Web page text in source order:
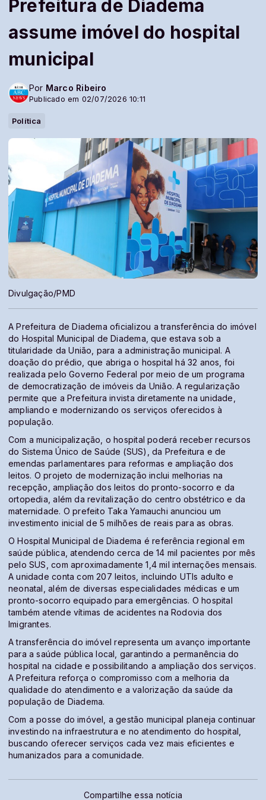
Prefeitura de Diadema
assume imóvel do hospital
municipal
Por Marco Ribeiro
Publicado em 02/07/2026 10:11
Política
Divulgação/PMD
A Prefeitura de Diadema oficializou a transferência do imóvel
do Hospital Municipal de Diadema, que estava sob a
titularidade da União, para a administração municipal. A
doação do prédio, que abriga o hospital há 32 anos, foi
realizada pelo Governo Federal por meio de um programa
de democratização de imóveis da União. A regularização
permite que a Prefeitura invista diretamente na unidade,
ampliando e modernizando os serviços oferecidos à
população.
Com a municipalização, o hospital poderá receber recursos
do Sistema Único de Saúde (SUS), da Prefeitura e de
emendas parlamentares para reformas e ampliação dos
leitos. O projeto de modernização inclui melhorias na
recepção, ampliação dos leitos do pronto-socorro e da
ortopedia, além da revitalização do centro obstétrico e da
maternidade. O prefeito Taka Yamauchi anunciou um
investimento inicial de 5 milhões de reais para as obras.
O Hospital Municipal de Diadema é referência regional em
saúde pública, atendendo cerca de 14 mil pacientes por mês
pelo SUS, com aproximadamente 1,4 mil internações mensais.
A unidade conta com 207 leitos, incluindo UTIs adulto e
neonatal, além de diversas especialidades médicas e um
pronto-socorro equipado para emergências. O hospital
também atende vítimas de acidentes na Rodovia dos
Imigrantes.
A transferência do imóvel representa um avanço importante
para a saúde pública local, garantindo a permanência do
hospital na cidade e possibilitando a ampliação dos serviços.
A Prefeitura reforça o compromisso com a melhoria da
qualidade do atendimento e a valorização da saúde da
população de Diadema.
Com a posse do imóvel, a gestão municipal planeja continuar
investindo na infraestrutura e no atendimento do hospital,
buscando oferecer serviços cada vez mais eficientes e
humanizados para a comunidade.
Compartilhe essa notícia